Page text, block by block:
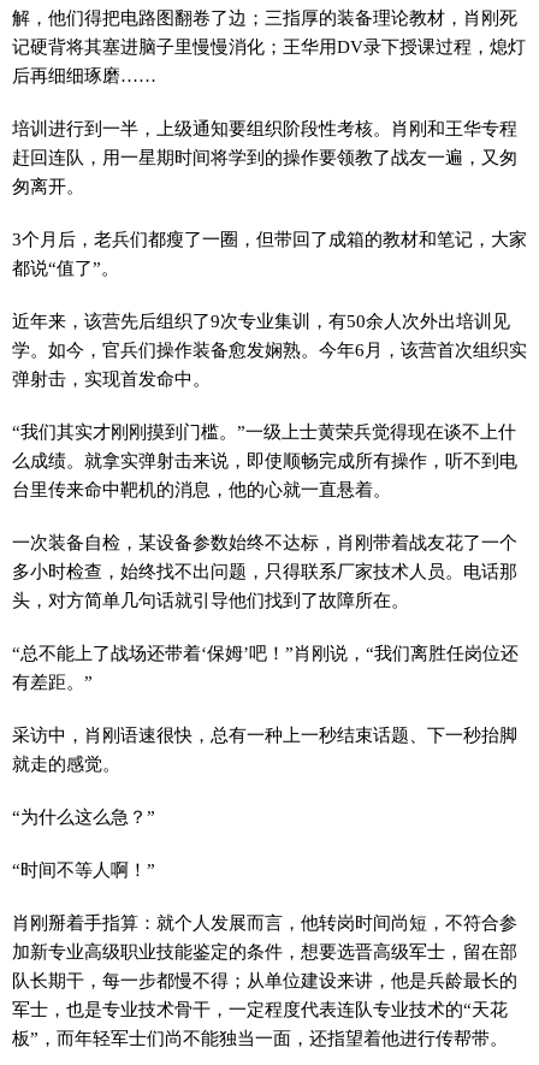
解，他们得把电路图翻卷了边；三指厚的装备理论教材，肖刚死
记硬背将其塞进脑子里慢慢消化；王华用DV录下授课过程，熄灯
后再细细琢磨……
培训进行到一半，上级通知要组织阶段性考核。肖刚和王华专程
赶回连队，用一星期时间将学到的操作要领教了战友一遍，又匆
匆离开。
3个月后，老兵们都瘦了一圈，但带回了成箱的教材和笔记，大家
都说“值了”。
近年来，该营先后组织了9次专业集训，有50余人次外出培训见
学。如今，官兵们操作装备愈发娴熟。今年6月，该营首次组织实
弹射击，实现首发命中。
“我们其实才刚刚摸到门槛。”一级上士黄荣兵觉得现在谈不上什
么成绩。就拿实弹射击来说，即使顺畅完成所有操作，听不到电
台里传来命中靶机的消息，他的心就一直悬着。
一次装备自检，某设备参数始终不达标，肖刚带着战友花了一个
多小时检查，始终找不出问题，只得联系厂家技术人员。电话那
头，对方简单几句话就引导他们找到了故障所在。
“总不能上了战场还带着‘保姆’吧！”肖刚说，“我们离胜任岗位还
有差距。”
采访中，肖刚语速很快，总有一种上一秒结束话题、下一秒抬脚
就走的感觉。
“为什么这么急？”
“时间不等人啊！”
肖刚掰着手指算：就个人发展而言，他转岗时间尚短，不符合参
加新专业高级职业技能鉴定的条件，想要选晋高级军士，留在部
队长期干，每一步都慢不得；从单位建设来讲，他是兵龄最长的
军士，也是专业技术骨干，一定程度代表连队专业技术的“天花
板”，而年轻军士们尚不能独当一面，还指望着他进行传帮带。